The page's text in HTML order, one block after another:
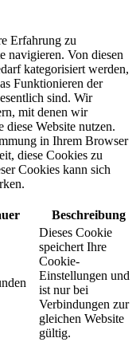
Erfahrung zu
navigieren. Von diesen
kategorisiert werden,
Funktionieren der
sind. Wir
mit denen wir
diese Website nutzen.
in Ihrem Browser
diese Cookies zu
Cookies kann sich
Beschreibung
Dieses Cookie
speichert Ihre
Cookie-
Einstellungen und
ist nur bei
Verbindungen zur
gleichen Website
gültig.